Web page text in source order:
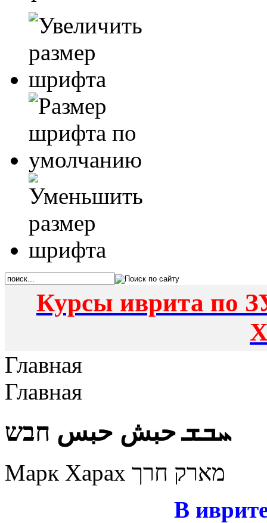
Курсы иврита по
Главная
Главная
ܚܒܫ حبش حبس חבש
Марк Харах מארק חרך
В